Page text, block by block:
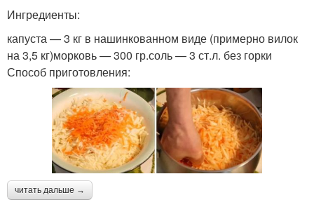
Ингредиенты:
капуста — 3 кг в нашинкованном виде (примерно вилок
на 3,5 кг)морковь — 300 гр.соль — 3 ст.л. без горки
Способ приготовления:
читать дальше →